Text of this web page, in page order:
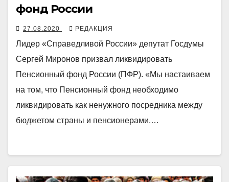
фонд России
27.08.2020 РЕДАКЦИЯ
Лидер «Справедливой России» депутат Госдумы
Сергей Миронов призвал ликвидировать
Пенсионный фонд России (ПФР). «Мы настаиваем
на том, что Пенсионный фонд необходимо
ликвидировать как ненужного посредника между
бюджетом страны и пенсионерами.…